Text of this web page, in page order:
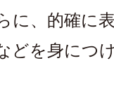
に、的確に
どを身につ